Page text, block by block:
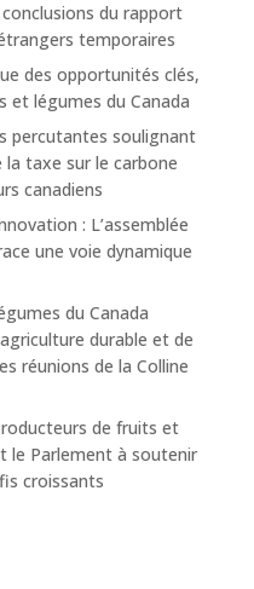
du rapport
temporaires
des opportunités clés,
et légumes du Canada
percutantes soulignant
la taxe sur le carbone
canadiens
: L’assemblée
une voie dynamique
du Canada
durable et de
réunions de la Colline
de fruits et
le Parlement à soutenir
croissants